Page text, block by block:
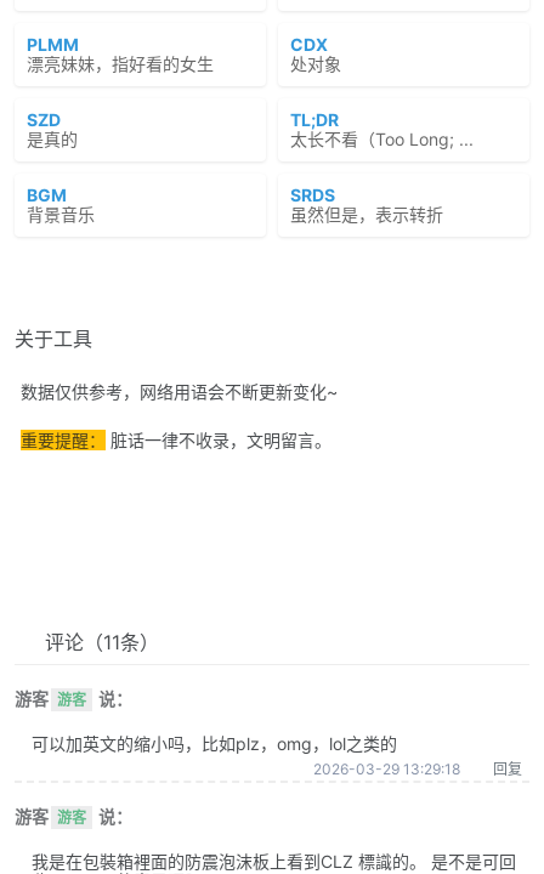
PLMM
漂亮妹妹，指好看的女生
CDX
处对象
SZD
是真的
TL;DR
太长不看（Too Long; ...
BGM
背景音乐
SRDS
虽然但是，表示转折
关于工具
数据仅供参考，网络用语会不断更新变化~
重要提醒： 脏话一律不收录，文明留言。
评论 （11条）
游客 游客 说：
可以加英文的缩小吗，比如plz，omg，lol之类的
2026-03-29 13:29:18 回复
游客 游客 说：
我是在包裝箱裡面的防震泡沫板上看到CLZ 標識的。 是不是可回